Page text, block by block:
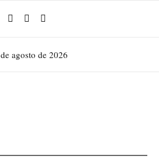
agosto de 2026